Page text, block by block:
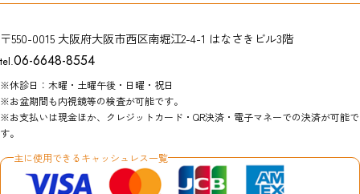
〒550-0015 大阪府大阪市西区南堀江2-4-1 はなさきビル3階
tel.06-6648-8554
※休診日：木曜・土曜午後・日曜・祝日
※お盆期間も内視鏡等の検査が可能です。
※お支払いは現金ほか、クレジットカード・QR決済・電子マネーでの決済が可能で
す。
主に使用できるキャッシュレス一覧